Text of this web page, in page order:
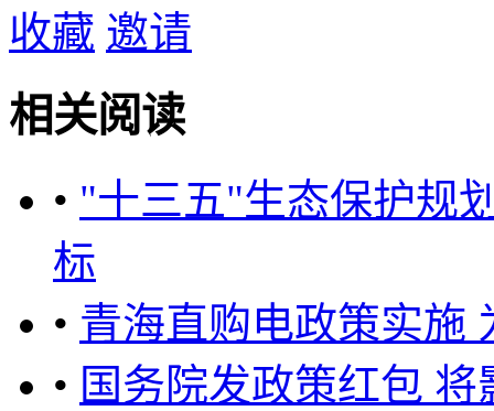
收藏 邀请
相关阅读
• "十三五"生态保护规
标
• 青海直购电政策实施
• 国务院发政策红包